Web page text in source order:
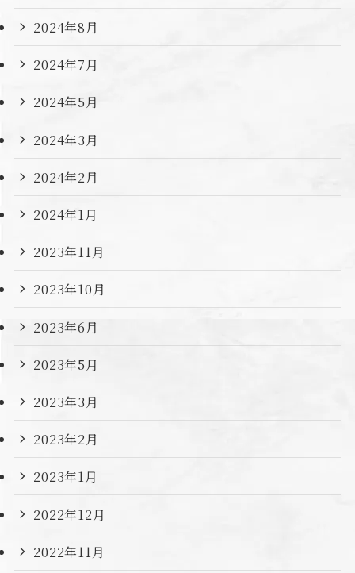
2024年8月
2024年7月
2024年5月
2024年3月
2024年2月
2024年1月
2023年11月
2023年10月
2023年6月
2023年5月
2023年3月
2023年2月
2023年1月
2022年12月
2022年11月